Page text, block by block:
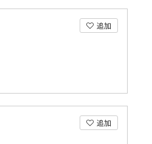
追加
追加